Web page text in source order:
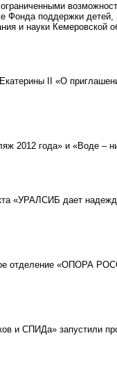
Фонда поддержки
и науки Кемеровской
II «О
2012 года» и «Воде –
«УРАЛСИБ дает
отделение «ОПОРА
и СПИДа» запустили